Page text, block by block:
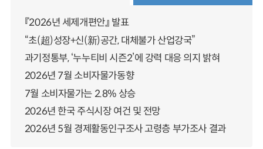
『2026년 세제개편안』 발표
“초(超)성장+신(新)공간, 대체불가 산업강국”
과기정통부, ‘누누티비 시즌2’에 강력 대응 의지 밝혀
2026년 7월 소비자물가동향
7월 소비자물가는 2.8% 상승
2026년 한국 주식시장 여건 및 전망
2026년 5월 경제활동인구조사 고령층 부가조사 결과